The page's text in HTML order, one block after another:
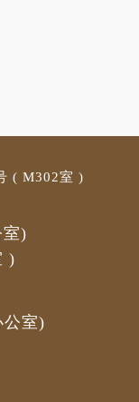
( M302室 )
)
)
公室)